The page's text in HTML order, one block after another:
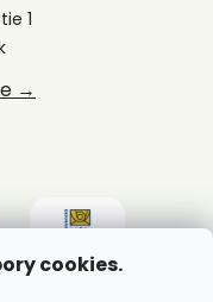
cookies.
1
→